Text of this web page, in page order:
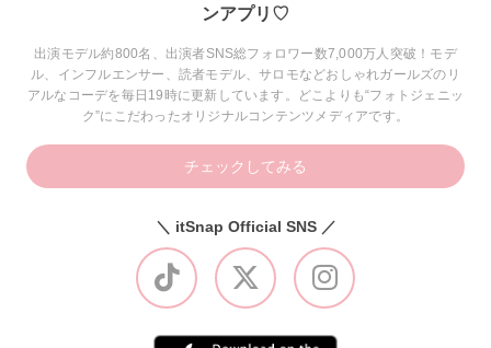
ンアプリ♡
出演モデル約800名、出演者SNS総フォロワー数7,000万人突破！モデ
ル、インフルエンサー、読者モデル、サロモなどおしゃれガールズのリ
アルなコーデを毎日19時に更新しています。どこよりも“フォトジェニッ
ク”にこだわったオリジナルコンテンツメディアです。
チェックしてみる
＼ itSnap Official SNS ／